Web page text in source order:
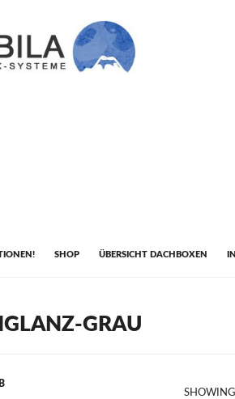
SHOP ÜBERSICHT DACHBOXEN
GRAU
SHOWING